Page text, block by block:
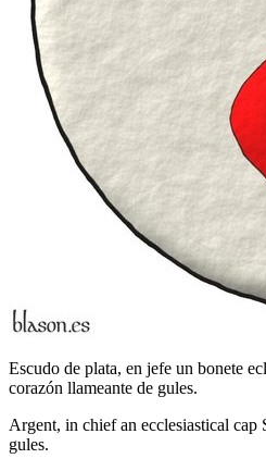
Escudo de plata, en jefe un bonete
corazón llameante de gules.
Argent, in chief an ecclesiastical cap
gules.